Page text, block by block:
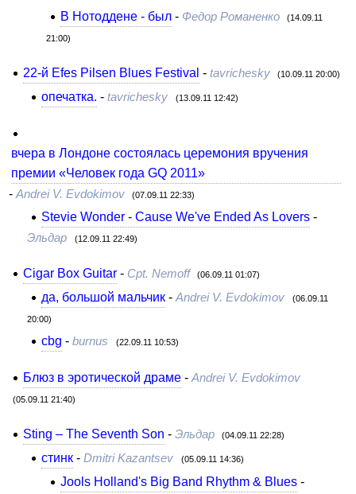
В Нотоддене - был- Федор Романенко (14.09.11
21:00)
22-й Efes Pilsen Blues Festival - tavrichesky (10.09.11 20:00)
опечатка. -tavrichesky (13.09.11 12:42)
вчера в Лондоне состоялась церемония вручения
премии «Человек года GQ 2011»
- Andrei V. Evdokimov (07.09.11 22:33)
Stevie Wonder - Cause We've Ended As Lovers -
Эльдар (12.09.11 22:49)
Cigar Box Guitar- Cpt. Nemoff (06.09.11 01:07)
да, большой мальчик -Andrei V. Evdokimov (06.09.11
20:00)
cbg -burnus (22.09.11 10:53)
Блюз в эротической драме- Andrei V. Evdokimov
(05.09.11 21:40)
Sting – The Seventh Son - Эльдар (04.09.11 22:28)
стинк -Dmitri Kazantsev (05.09.11 14:36)
Jools Holland's Big Band Rhythm & Blues-